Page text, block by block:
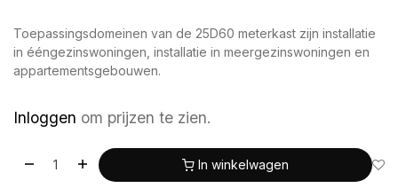
Toepassingsdomeinen van de 25D60 meterkast zijn installatie
in ééngezinswoningen, installatie in meergezinswoningen en
appartementsgebouwen.
Inloggen om prijzen te zien.
In winkelwagen